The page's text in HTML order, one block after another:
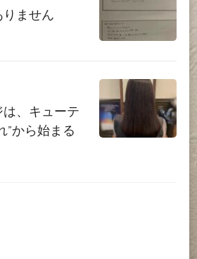
りません
、キューテ
”から始まる